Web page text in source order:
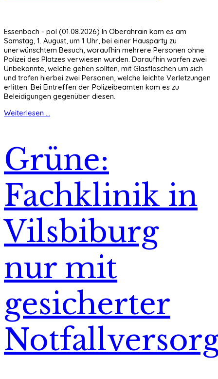
Essenbach - pol (01.08.2026) In Oberahrain kam es am
Samstag, 1. August, um 1 Uhr, bei einer Hausparty zu
unerwünschtem Besuch, woraufhin mehrere Personen ohne
Polizei des Platzes verwiesen wurden. Daraufhin warfen zwei
Unbekannte, welche gehen sollten, mit Glasflaschen um sich
und trafen hierbei zwei Personen, welche leichte Verletzungen
erlitten. Bei Eintreffen der Polizeibeamten kam es zu
Beleidigungen gegenüber diesen.
Weiterlesen ...
Grüne:
Fachklinik in
Vilsbiburg
nur mit
gesicherter